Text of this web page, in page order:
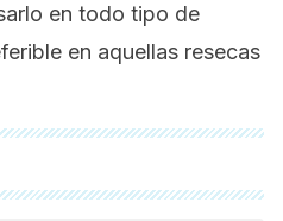
en todo tipo de
en aquellas resecas
revisadas a profundidad por